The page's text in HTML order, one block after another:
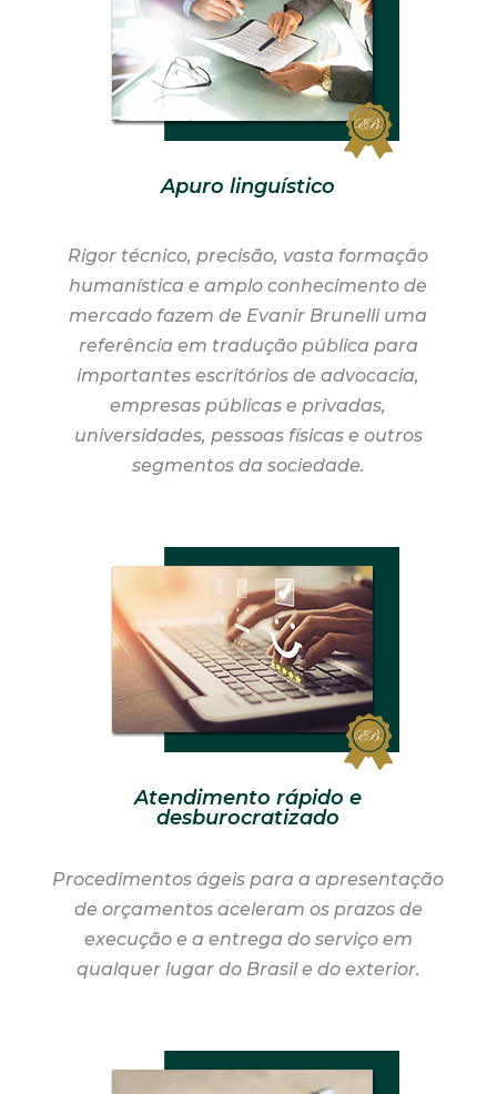
Apuro linguístico
Rigor técnico, precisão, vasta formação
humanística e amplo conhecimento de
mercado fazem de Evanir Brunelli uma
referência em tradução pública para
importantes escritórios de advocacia,
empresas públicas e privadas,
universidades, pessoas físicas e outros
segmentos da sociedade.
Atendimento rápido e
desburocratizado
Procedimentos ágeis para a apresentação
de orçamentos aceleram os prazos de
execução e a entrega do serviço em
qualquer lugar do Brasil e do exterior.